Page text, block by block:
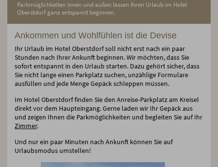
Parkmöglichkeiten innen und außen lassen Ihren Urlaub im Hotel
Oberstdorf ganz entspannt beginnen.
Ankommen und Wohlfühlen ist die Devise
Ihr Urlaub im Hotel Oberstdorf soll nicht erst nach ein paar
Stunden nach Ihrer Ankunft beginnen. Wir möchten, dass Sie
sofort entspannt in den Urlaub starten. Dazu gehört sicher, dass
Sie nicht lange einen Parkplatz suchen, unzählige Formulare
ausfüllen und jede Menge Gepäck schleppen müssen.
Im Hotel Oberstdorf finden Sie den Anreise-Parkplatz am Kreisel
direkt vor dem Haupteingang. Gerne laden wir Ihr Gepäck aus
und zeigen Ihnen die Parkmöglichkeiten und begleiten Sie auf Ihr
Zimmer.
Und nur ein paar Minuten nach Ankunft können Sie auf
Urlaubsmodus umstellen!